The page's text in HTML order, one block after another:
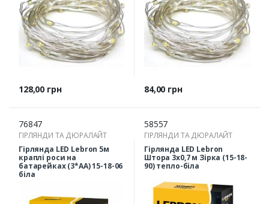
Ціна
128,00 грн Ціна
84,00 грн
76847
ГІРЛЯНДИ ТА ДЮРАЛАЙТ
Гірлянда LED Lebron 5м
краплі роси на
батарейках (3*AA) 15-18-06
біла
58557
ГІРЛЯНДИ ТА ДЮРАЛАЙТ
Гірлянда LED Lebron
Штора 3x0,7 м Зірка (15-18-
90) тепло-біла